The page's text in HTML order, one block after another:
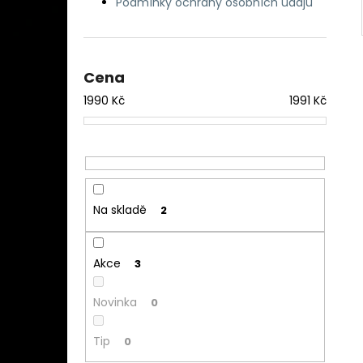
Cena
1990 Kč 1991 Kč
Na skladě 2
Akce 3
Novinka 0
Tip 0